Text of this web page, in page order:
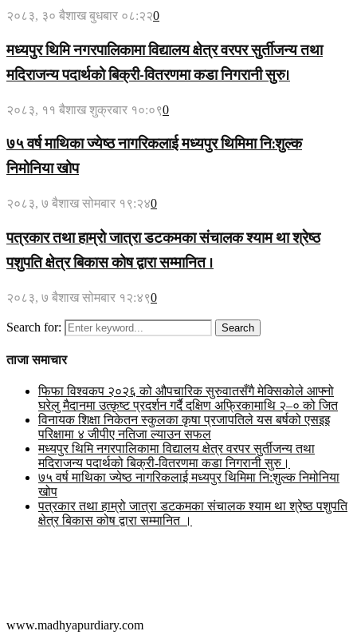
२०८३, ३० बैशाख बुधबार ०८:२२0
मध्यपुर थिमि नगरपालिकामा विद्यालय क्षेत्र वरपर सुर्तीजन्य तथा
मदिराजन्य पदार्थको बिक्री-वितरणमा कडा निगरानी सुरु।
२०८३, ११ बैशाख शुक्रबार १०:०९0
७५ वर्ष माथिका ज्येष्ठ नागरिकलाई मध्यपुर थिमिमा नि:शुल्क
निमोनिया खोप
२०८३, ७ बैशाख सोमबार १९:२४0
पत्रकार तथा हाम्रो जात्रा डटकमका संचालक श्याम था श्रेष्ठ
पशुपति क्षेत्र बिकास कोष द्वारा सम्मानित ।
२०८३, ७ बैशाख सोमबार १२:४९0
Search for: Search
ताजा समाचार
फिफा विश्वकप २०२६ को औपचारिक सुरुवातसँगै मेक्सिकोले आफ्नो
घरेलु मैदानमा उत्कृष्ट प्रदर्शन गर्दै दक्षिण अफ्रिकामाथि २–० को जित
विनायक शिक्षा निकेतन स्कुलका कृषा प्रजापतिले यस बर्षको एसइइ
परिक्षामा ४ जीपीए नतिजा ल्याउन सफल
मध्यपुर थिमि नगरपालिकामा विद्यालय क्षेत्र वरपर सुर्तीजन्य तथा
मदिराजन्य पदार्थको बिक्री-वितरणमा कडा निगरानी सुरु।
७५ वर्ष माथिका ज्येष्ठ नागरिकलाई मध्यपुर थिमिमा नि:शुल्क निमोनिया
खोप
पत्रकार तथा हाम्रो जात्रा डटकमका संचालक श्याम था श्रेष्ठ पशुपति
क्षेत्र बिकास कोष द्वारा सम्मानित ।
www.madhyapurdiary.com